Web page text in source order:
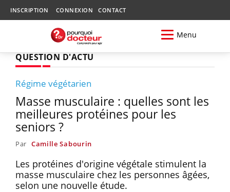
INSCRIPTION CONNEXION CONTACT
Menu
QUESTION D'ACTU
Régime végétarien
Masse musculaire : quelles sont les
meilleures protéines pour les
seniors ?
Par Camille Sabourin
Les protéines d'origine végétale stimulent la
masse musculaire chez les personnes âgées,
selon une nouvelle étude.